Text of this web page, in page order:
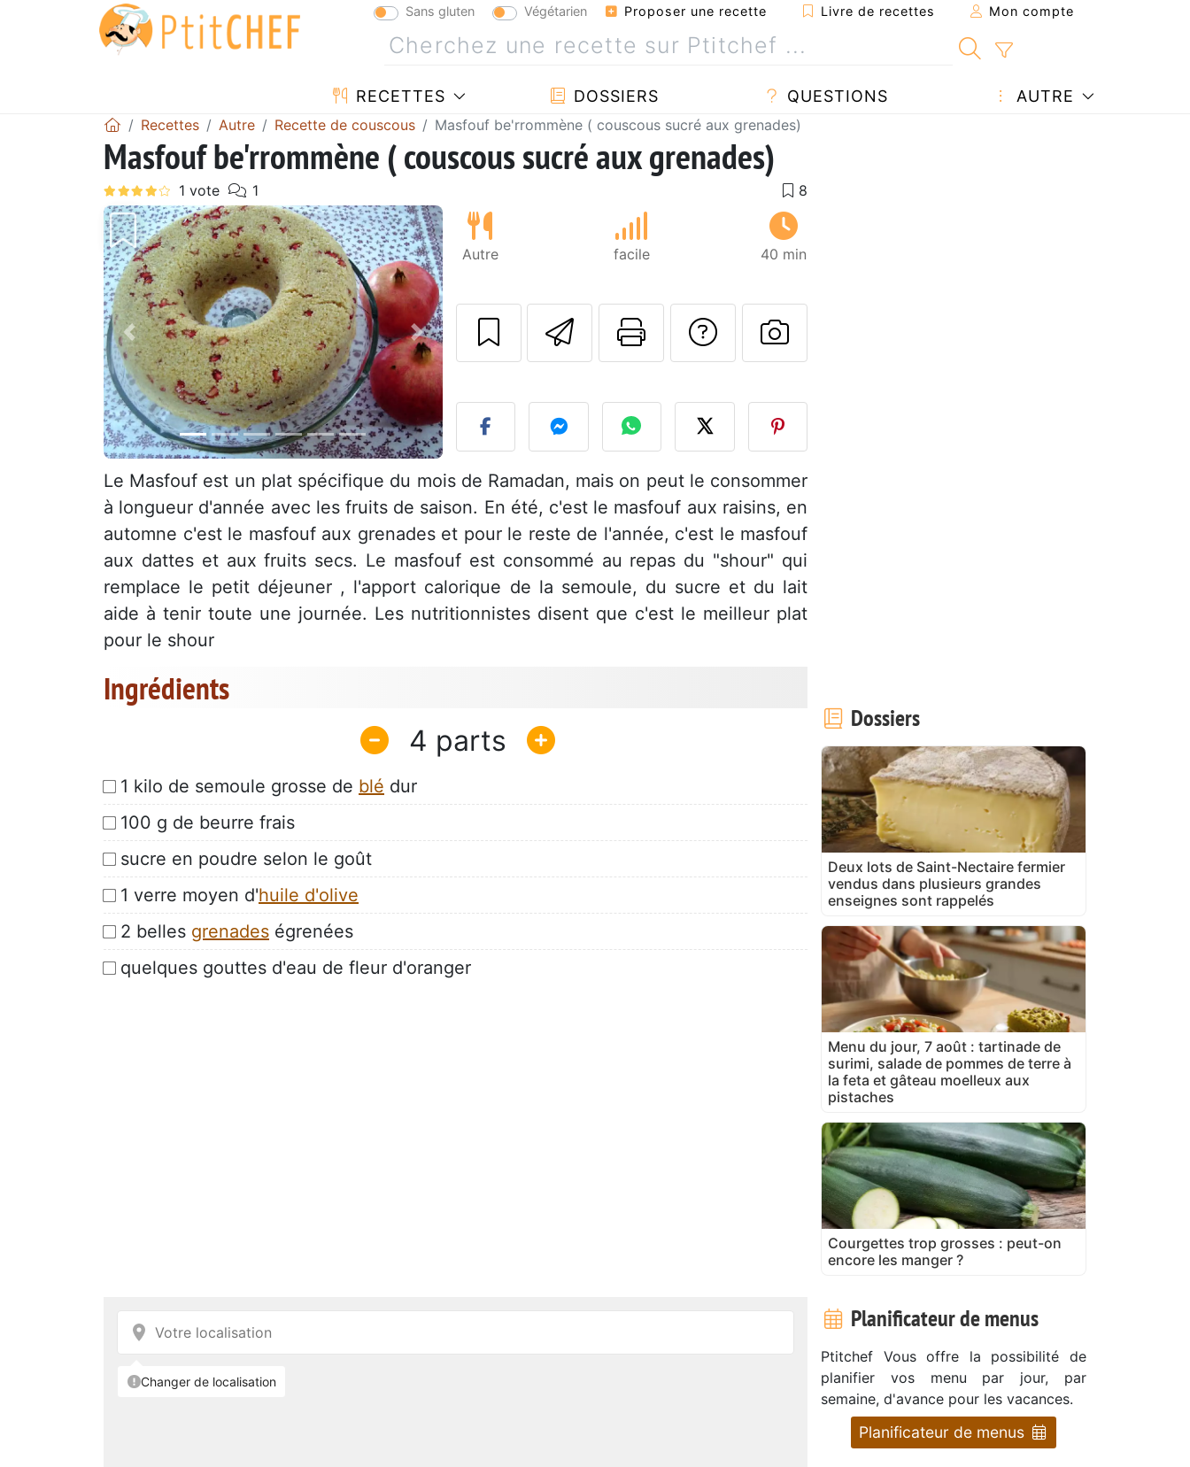
Sans gluten Végétarien Proposer une recette Livre de recettes Mon compte
RECETTES DOSSIERS QUESTIONS AUTRE
Recettes Autre Recette de couscous Masfouf be'rrommène ( couscous sucré aux grenades)
Masfouf be'rrommène ( couscous sucré aux grenades)
Précédent Suivant
Autre facile 40 min
Envoyer cette recette à un ami
Imprimer cette page
Poser une question à l'auteur
Publier votre photo de cette
Le Masfouf est un plat spécifique du mois de Ramadan, mais on peut le consommer
à longueur d'année avec les fruits de saison. En été, c'est le masfouf aux raisins, en
automne c'est le masfouf aux grenades et pour le reste de l'année, c'est le masfouf
aux dattes et aux fruits secs. Le masfouf est consommé au repas du "shour" qui
remplace le petit déjeuner , l'apport calorique de la semoule, du sucre et du lait
aide à tenir toute une journée. Les nutritionnistes disent que c'est le meilleur plat
pour le shour
Ingrédients
4
1 kilo de semoule grosse de blé dur
100 g de beurre frais
sucre en poudre selon le goût
1 verre moyen d'huile d'olive
2 belles grenades égrenées
quelques gouttes d'eau de fleur d'oranger
Dossiers
Deux lots de Saint-Nectaire fermier
vendus dans plusieurs grandes
enseignes sont rappelés
Menu du jour, 7 août : tartinade de
surimi, salade de pommes de terre à
la feta et gâteau moelleux aux
pistaches
Courgettes trop grosses : peut-on
encore les manger ?
Planificateur de menus
Ptitchef Vous offre la possibilité de
planifier vos menu par jour, par
semaine, d'avance pour les vacances.
Planificateur de menus